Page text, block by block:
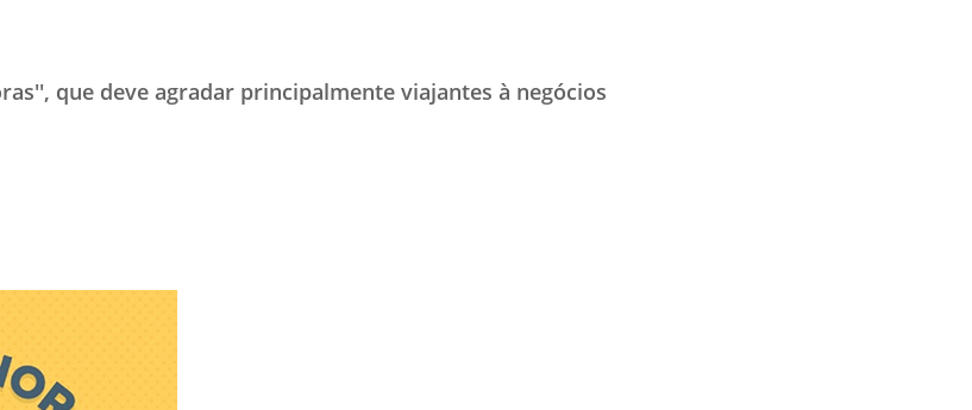
que deve agradar principalmente viajantes à negócios